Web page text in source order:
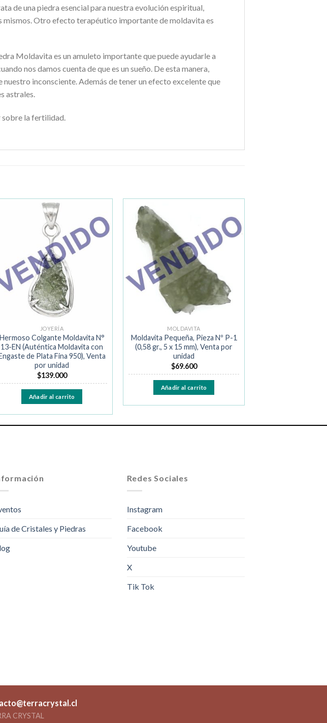
de una piedra esencial para nuestra evolución espiritual,
mismos. Otro efecto terapéutico importante de moldavita es
Moldavita es un amuleto importante que puede ayudarle a
nos damos cuenta de que es un sueño. De esta manera,
inconsciente. Además de tener un efecto excelente que
astrales.
sobre la fertilidad.
Añadir
a la
lista de
deseos
JOYERÍA
Hermoso Colgante Moldavita N°
13-EN (Auténtica Moldavita con
de Plata Fina 950), Venta
por unidad
$139.000
Añadir al carrito
Añadir
a la
lista de
deseos
MOLDAVITA
Moldavita Pequeña, Pieza Nº P-1
(0,58 gr., 5 x 15 mm), Venta por
unidad
$69.600
Añadir al carrito
de Cristales y Piedras
Redes Sociales
Instagram
Facebook
Youtube
X
Tik Tok
CRYSTAL